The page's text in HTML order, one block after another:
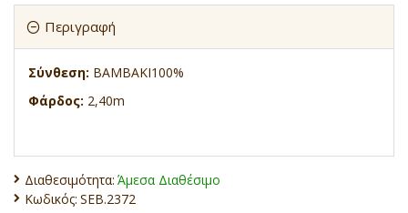
Περιγραφή
Σύνθεση: ΒΑΜΒΑΚΙ100%
Φάρδος: 2,40m
Διαθεσιμότητα: Άμεσα Διαθέσιμο
Κωδικός: SEB.2372